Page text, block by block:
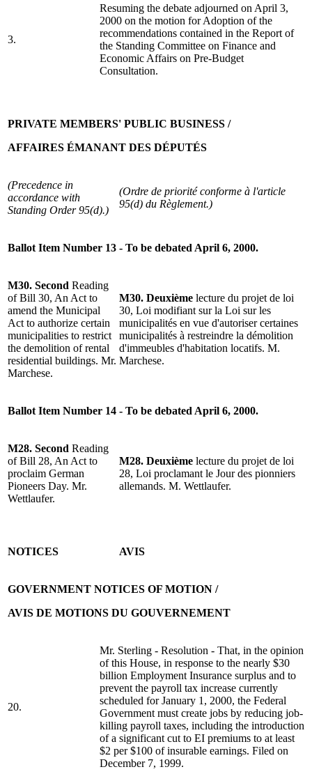
3.
Resuming the debate adjourned on April 3,
2000 on the motion for Adoption of the
recommendations contained in the Report of
the Standing Committee on Finance and
Economic Affairs on Pre-Budget
Consultation.
PRIVATE MEMBERS' PUBLIC BUSINESS /
AFFAIRES ÉMANANT DES DÉPUTÉS
(Precedence in
accordance with
Standing Order 95(d).)
(Ordre de priorité conforme à l'article
95(d) du Règlement.)
Ballot Item Number 13 - To be debated April 6, 2000.
M30. Second Reading
of Bill 30, An Act to
amend the Municipal
Act to authorize certain
municipalities to restrict
the demolition of rental
residential buildings. Mr.
Marchese.
M30. Deuxième lecture du projet de loi
30, Loi modifiant sur la Loi sur les
municipalités en vue d'autoriser certaines
municipalités à restreindre la démolition
d'immeubles d'habitation locatifs. M.
Marchese.
Ballot Item Number 14 - To be debated April 6, 2000.
M28. Second Reading
of Bill 28, An Act to
proclaim German
Pioneers Day. Mr.
Wettlaufer.
M28. Deuxième lecture du projet de loi
28, Loi proclamant le Jour des pionniers
allemands. M. Wettlaufer.
NOTICES AVIS
GOVERNMENT NOTICES OF MOTION /
AVIS DE MOTIONS DU GOUVERNEMENT
20.
Mr. Sterling - Resolution - That, in the opinion
of this House, in response to the nearly $30
billion Employment Insurance surplus and to
prevent the payroll tax increase currently
scheduled for January 1, 2000, the Federal
Government must create jobs by reducing job-
killing payroll taxes, including the introduction
of a significant cut to EI premiums to at least
$2 per $100 of insurable earnings. Filed on
December 7, 1999.